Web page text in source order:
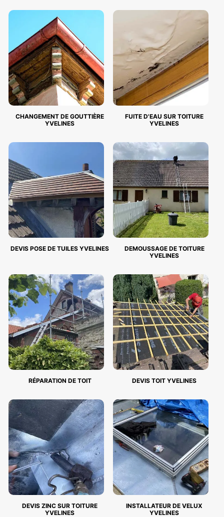
CHANGEMENT DE GOUTTIÈRE
YVELINES
FUITE D'EAU SUR TOITURE
YVELINES
DEVIS POSE DE TUILES YVELINES
DEMOUSSAGE DE TOITURE
YVELINES
RÉPARATION DE TOIT DEVIS TOIT YVELINES
DEVIS ZINC SUR TOITURE
YVELINES
INSTALLATEUR DE VELUX
YVELINES